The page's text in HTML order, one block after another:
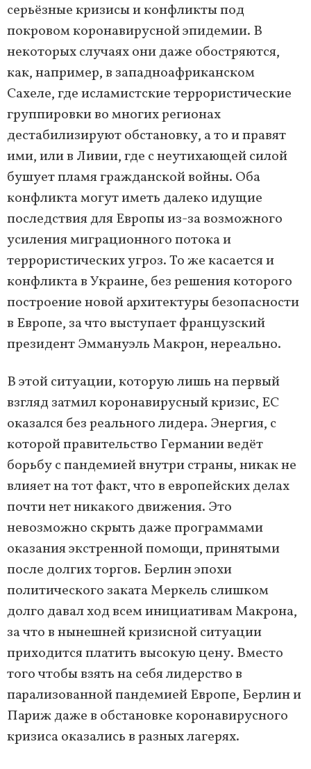
серьёзные кризисы и конфликты под
покровом коронавирусной эпидемии. В
некоторых случаях они даже обостряются,
как, например, в западноафриканском
Сахеле, где исламистские террористические
группировки во многих регионах
дестабилизируют обстановку, а то и правят
ими, или в Ливии, где с неутихающей силой
бушует пламя гражданской войны. Оба
конфликта могут иметь далеко идущие
последствия для Европы из-за возможного
усиления миграционного потока и
террористических угроз. То же касается и
конфликта в Украине, без решения которого
построение новой архитектуры безопасности
в Европе, за что выступает французский
президент Эммануэль Макрон, нереально.
В этой ситуации, которую лишь на первый
взгляд затмил коронавирусный кризис, ЕС
оказался без реального лидера. Энергия, с
которой правительство Германии ведёт
борьбу с пандемией внутри страны, никак не
влияет на тот факт, что в европейских делах
почти нет никакого движения. Это
невозможно скрыть даже программами
оказания экстренной помощи, принятыми
после долгих торгов. Берлин эпохи
политического заката Меркель слишком
долго давал ход всем инициативам Макрона,
за что в нынешней кризисной ситуации
приходится платить высокую цену. Вместо
того чтобы взять на себя лидерство в
парализованной пандемией Европе, Берлин и
Париж даже в обстановке коронавирусного
кризиса оказались в разных лагерях.